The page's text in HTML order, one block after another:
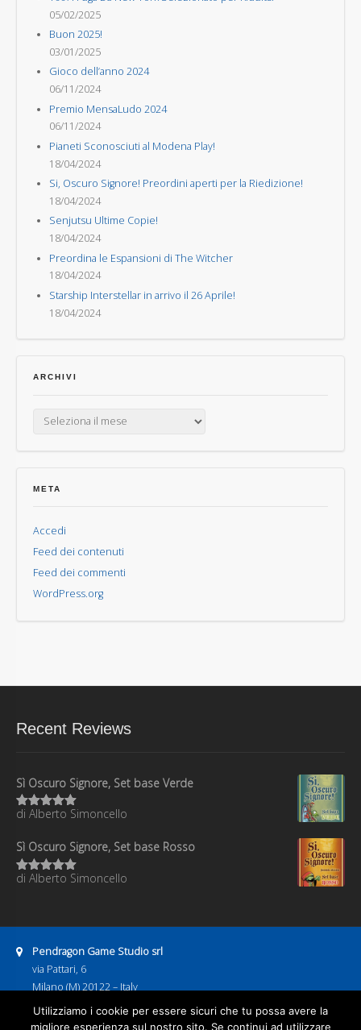
05/02/2025
Buon 2025!
03/01/2025
Gioco dell’anno 2024
06/11/2024
Premio MensaLudo 2024
06/11/2024
Pianeti Sconosciuti al Modena Play!
18/04/2024
Si, Oscuro Signore! Preordini aperti per la Riedizione!
18/04/2024
Senjutsu Ultime Copie!
18/04/2024
Preordina le Espansioni di The Witcher
18/04/2024
Starship Interstellar in arrivo il 26 Aprile!
18/04/2024
ARCHIVI
META
Accedi
Feed dei contenuti
Feed dei commenti
WordPress.org
Recent Reviews
Sì Oscuro Signore, Set base Verde
Valutato5
di Alberto Simoncello
Sì Oscuro Signore, Set base Rosso
Valutato5
di Alberto Simoncello
Pendragon Game Studio srl
via Pattari, 6
Milano (M) 20122 – Italy
P.IVA 08886600967
Business hours:
Utilizziamo i cookie per essere sicuri che tu possa avere la
migliore esperienza sul nostro sito. Se continui ad utilizzare